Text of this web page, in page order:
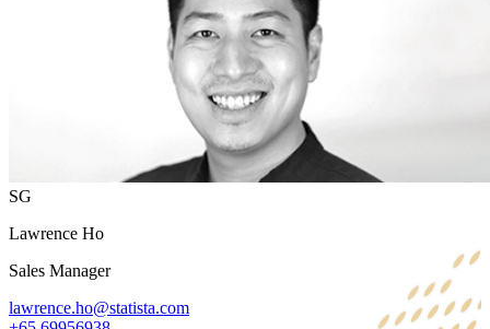
SG
Lawrence Ho
Sales Manager
lawrence.ho@statista.com